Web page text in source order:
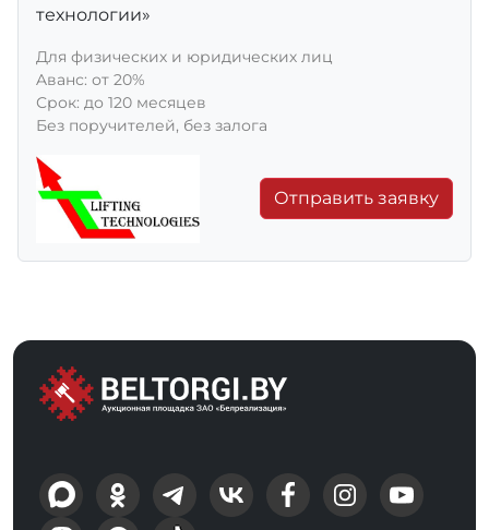
технологии»
Для физических и юридических лиц
Aванс: от 20%
Срок: до 120 месяцев
Без поручителей, без залога
Отправить заявку